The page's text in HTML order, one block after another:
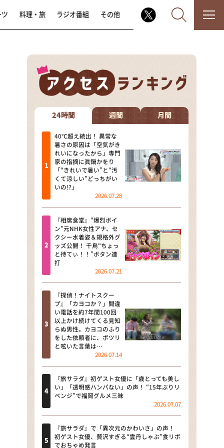
なるみ・岡村の過ぎるTV
相席食堂
これ余談なんですけど・・・
～人生密着トークバラエティ！
～ やすとものいたって真剣です
探偵！ナイトスクープ
news おかえり
河合＆A.B.C-Z塚田×福井アナ
「なんでやねん！？」（news お
かえり）
DAIGOも台所 ～きょうの献立 何
にする？～
本日はダイアンなり！シーズン２
朝だ！生です旅サラダ
教えて！ニュースライブ 正義の
ミカタ
ＬＩＦＥ～夢のカタチ～
新婚さんいらっしゃい！
ザキ山小屋本館
料理・旅 ラジオ番組 その他
24時間 週間 月間
40℃超え続出！ 異常な
暑さの原因は「空気がき
れいになったから」専門
家の指摘に眞鍋かをり
「“きれいで暑い”と“汚
くて涼しい”どっちがい
いの!?」
2026.07.28
『相席食堂』“爆烈ボイ
ン”元NHK女性アナ、セ
クシー水着姿＆規格外グ
ッズ公開！ 千鳥“ちょっ
と待てぃ！！”ボタン連
打
2026.07.21
『探偵！ナイトスクー
プ』「カヨコか？」間違
い電話を約7年間100回
以上かけ続けてくる見知
らぬ男性。カヨコのふり
をした依頼者に、ポツリ
と呟いた言葉は…
2026.07.14
『旅サラダ』初ゲスト女優に「歳とっても美し
い」「透明感ハンパない」の声！ “15年ぶりリ
ベンジ”で福岡グルメ三昧
2026.07.07
『旅サラダ』で「異次元のかわいさ」の声！
初ゲスト女優、贅沢すぎる“雲丹しゃぶ”食リポ
でおちゃめ発言